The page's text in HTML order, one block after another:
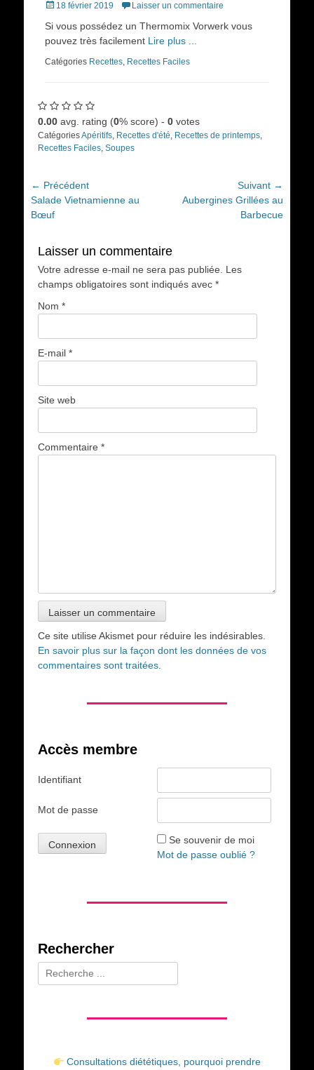
Posted
18 février 2019 Laisser un commentaire
Si vous possédez un Thermomix Vorwerk vous
pouvez très facilement Lire plus ...
Catégories Recettes, Recettes Faciles
0.00 avg. rating (0% score) - 0 votes
CatégoriesApéritifs, Recettes d'été, Recettes de printemps,
Recettes Faciles, Soupes
Navigation
de
l’article
← Précédent
Article
précédent :
Salade Vietnamienne au
Bœuf
Suivant →
ArticleAubergines Grillées au
Barbecue
Laisser un commentaire
Votre adresse e-mail ne sera pas publiée. Les
champs obligatoires sont indiqués avec *
Nom *
E-mail *
Site web
Commentaire *
Ce site utilise Akismet pour réduire les indésirables.
En savoir plus sur la façon dont les données de vos
commentaires sont traitées.
Accès membre
Identifiant
Mot de passe
Se souvenir de moi
Mot de passe oublié ?
Rechercher
Rechercher :
Consultations diététiques, pourquoi prendre